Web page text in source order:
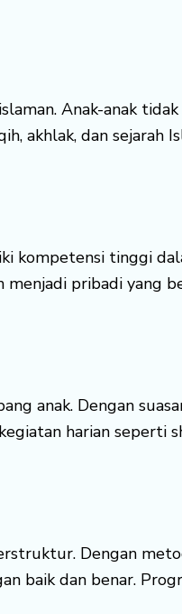
Anak-anak
akhlak, dan sejarah
kompetensi tinggi
pribadi yang
anak. Dengan
harian seperti
Dengan
baik dan benar.